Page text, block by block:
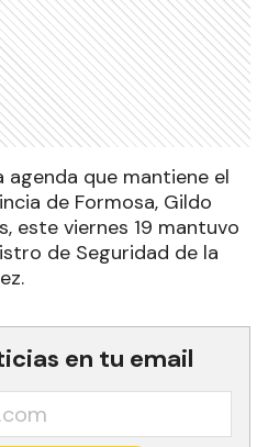
que mantiene el
de Formosa, Gildo
este viernes 19 mantuvo
de Seguridad de la
en tu email